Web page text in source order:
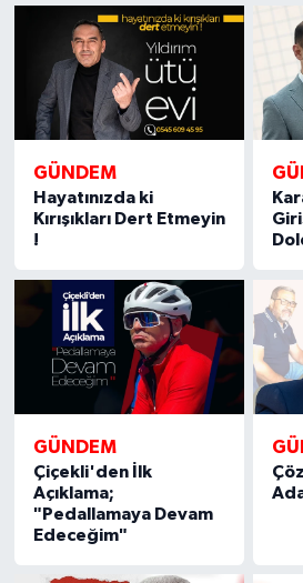
GÜNDEM
Hayatınızda ki
Kırışıkları Dert Etmeyin
!
GÜNDEM
Çiçekli'den İlk
Açıklama;
"Pedallamaya Devam
Edeceğim"